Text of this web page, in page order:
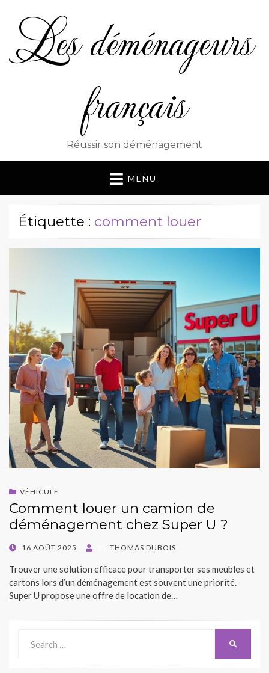
Les déménageurs
français
Réussir son déménagement
MENU
Étiquette : comment louer
VÉHICULE
Comment louer un camion de
déménagement chez Super U ?
POSTED16 AOÛT 2025 THOMAS DUBOIS
Trouver une solution efficace pour transporter ses meubles et
cartons lors d’un déménagement est souvent une priorité.
Super U propose une offre de location de…
for: